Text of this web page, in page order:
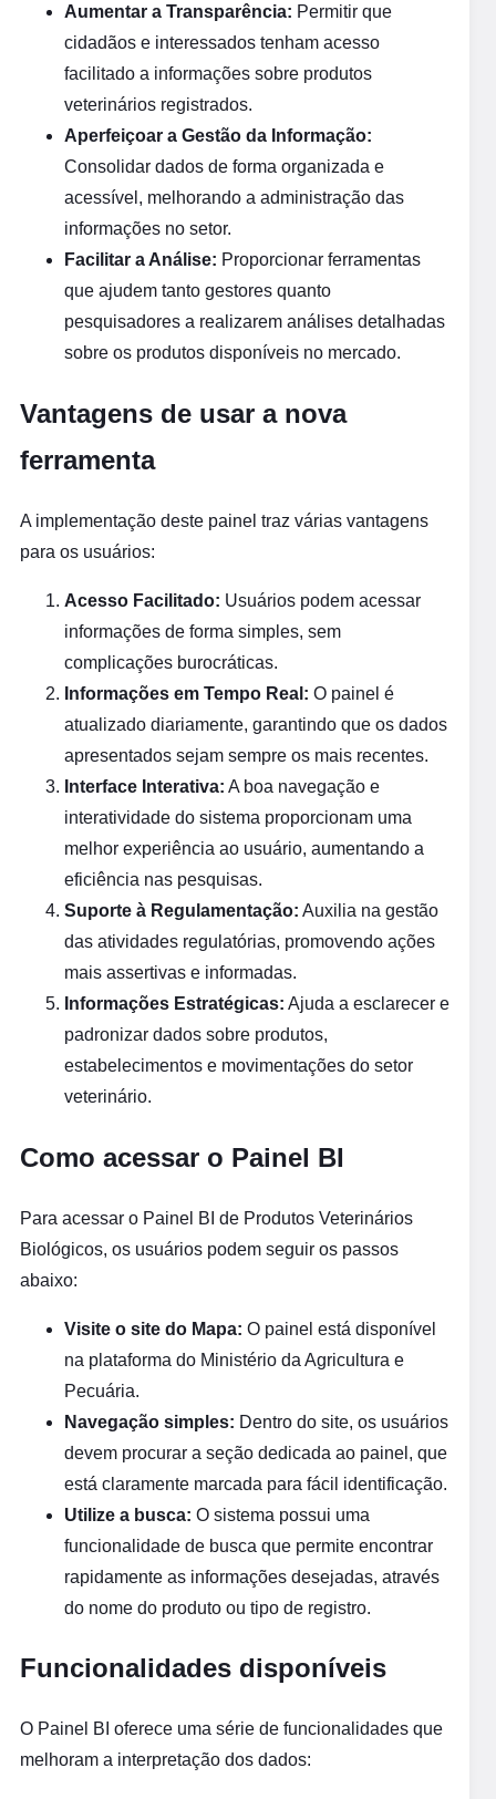
Aumentar a Transparência: Permitir que
cidadãos e interessados tenham acesso
facilitado a informações sobre produtos
veterinários registrados.
Aperfeiçoar a Gestão da Informação:
Consolidar dados de forma organizada e
acessível, melhorando a administração das
informações no setor.
Facilitar a Análise: Proporcionar ferramentas
que ajudem tanto gestores quanto
pesquisadores a realizarem análises detalhadas
sobre os produtos disponíveis no mercado.
Vantagens de usar a nova
ferramenta
A implementação deste painel traz várias vantagens
para os usuários:
Acesso Facilitado: Usuários podem acessar
informações de forma simples, sem
complicações burocráticas.
Informações em Tempo Real: O painel é
atualizado diariamente, garantindo que os dados
apresentados sejam sempre os mais recentes.
Interface Interativa: A boa navegação e
interatividade do sistema proporcionam uma
melhor experiência ao usuário, aumentando a
eficiência nas pesquisas.
Suporte à Regulamentação: Auxilia na gestão
das atividades regulatórias, promovendo ações
mais assertivas e informadas.
Informações Estratégicas: Ajuda a esclarecer e
padronizar dados sobre produtos,
estabelecimentos e movimentações do setor
veterinário.
Como acessar o Painel BI
Para acessar o Painel BI de Produtos Veterinários
Biológicos, os usuários podem seguir os passos
abaixo:
Visite o site do Mapa: O painel está disponível
na plataforma do Ministério da Agricultura e
Pecuária.
Navegação simples: Dentro do site, os usuários
devem procurar a seção dedicada ao painel, que
está claramente marcada para fácil identificação.
Utilize a busca: O sistema possui uma
funcionalidade de busca que permite encontrar
rapidamente as informações desejadas, através
do nome do produto ou tipo de registro.
Funcionalidades disponíveis
O Painel BI oferece uma série de funcionalidades que
melhoram a interpretação dos dados: